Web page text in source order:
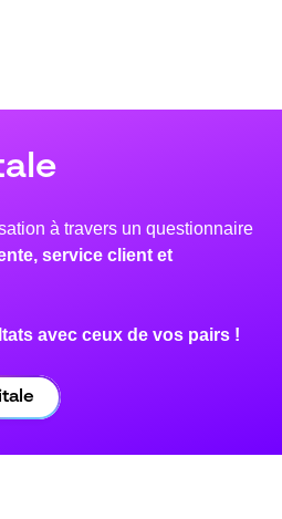
à travers un questionnaire
service client et
avec ceux de vos pairs !